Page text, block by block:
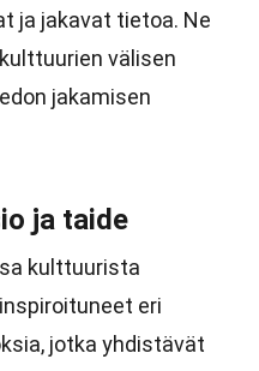
ja jakavat tietoa. Ne
välisen
jakamisen
ja taide
kulttuurista
eri
jotka yhdistävät